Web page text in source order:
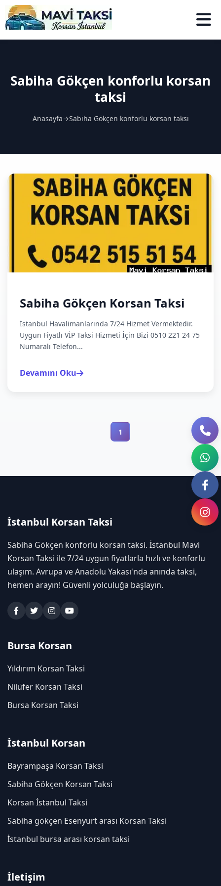
Sabiha Gökçen konforlu korsan
taksi
Anasayfa→Sabiha Gökçen konforlu korsan taksi
Sabiha Gökçen Korsan Taksi
İstanbul Havalimanlarında 7/24 Hizmet Vermektedir.
Uygun Fiyatlı VİP Taksi Hizmeti İçin Bizi 0510 221 24 75
Numaralı Telefon...
Devamını Oku
1
İstanbul Korsan Taksi
Sabiha Gökçen konforlu korsan taksi. İstanbul Mavi
Korsan Taksi ile 7/24 uygun fiyatlarla hızlı ve konforlu
ulaşım. Avrupa ve Anadolu Yakası'nda anında taksi,
hemen arayın! Güvenli yolculuğa başlayın.
Bursa Korsan
Yıldırım Korsan Taksi
Nilüfer Korsan Taksi
Bursa Korsan Taksi
İstanbul Korsan
Bayrampaşa Korsan Taksi
Sabiha Gökçen Korsan Taksi
Korsan İstanbul Taksi
Sabiha gökçen Esenyurt arası Korsan Taksi
İstanbul bursa arası korsan taksi
İletişim